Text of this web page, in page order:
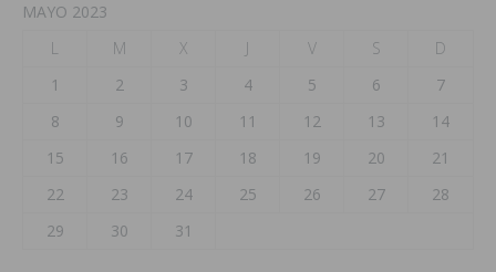
MAYO 2023
L
M X J V S
D
1
2 3 4 5 6
7
8
9 10 11 12 13
14
15
16 17 18 19 20
21
22
23 24 25 26 27
28
29
30 31